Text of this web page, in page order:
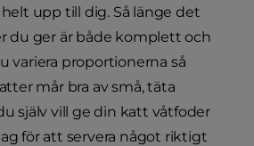
upp till dig. Så länge det
du ger är både komplett och
variera proportionerna så
mår bra av små, täta
själv vill ge din katt våtfoder
för att servera något riktigt